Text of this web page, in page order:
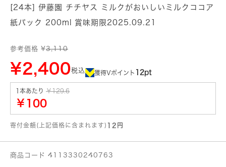
[24本] 伊藤園 チチヤス ミルクがおいしいミルクココア
紙パック 200ml 賞味期限2025.09.21
参考価格 ¥3,110
¥2,400税込 獲得Vポイント 12pt
1本あたり ￥129.6
￥100
寄付金額(上記価格に含まれます) 12円
商品コード 4113330240763